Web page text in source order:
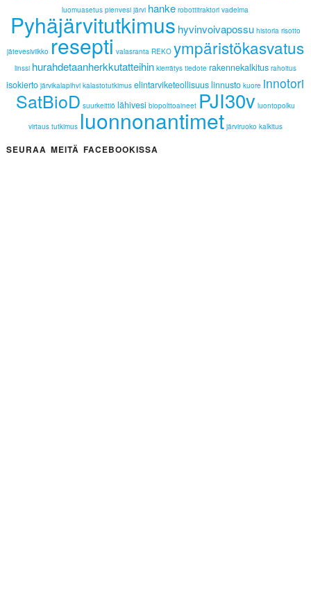
luomuasetus pienvesi järvi hanke robottitraktori vadelma
Pyhäjärvitutkimus hyvinvoivapossu historia risotto
jätevesiviikko resepti valasranta REKO ympäristökasvatus
linssi hurahdetaanherkkutatteihin kierrätys tiedote rakennekalkitus rahoitus
isokierto järvikalapihvi kalastotutkimus elintarviketeollisuuslinnusto kuore innotori
SatBioD suurkeittiö lähivesi biopolttoaineet PJI30v luontopolku
virtaus tutkimus luonnonantimet järviruoko kalkitus
SEURAA MEITÄ FACEBOOKISSA